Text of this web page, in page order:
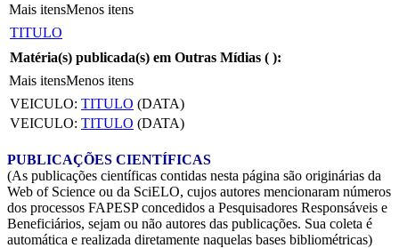
Mais itensMenos itens
TITULO
Matéria(s) publicada(s) em Outras Mídias ( ):
Mais itensMenos itens
VEICULO: TITULO (DATA)
VEICULO: TITULO (DATA)
PUBLICAÇÕES CIENTÍFICAS
(As publicações científicas contidas nesta página são originárias da
Web of Science ou da SciELO, cujos autores mencionaram números
dos processos FAPESP concedidos a Pesquisadores Responsáveis e
Beneficiários, sejam ou não autores das publicações. Sua coleta é
automática e realizada diretamente naquelas bases bibliométricas)